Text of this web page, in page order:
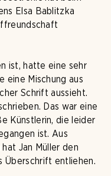
Elsa Bablitzka
ist, hatte eine sehr
eine Mischung aus
Schrift aussieht.
Das war eine
Künstlerin, die leider
ist. Aus
Jan Müller den
Überschrift entliehen.